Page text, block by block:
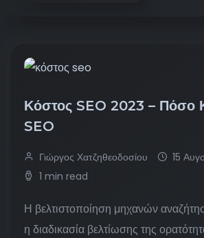
Κόστος SEO 2023 – Πόσο
SEO
Γιώργος Χατζηθεοδοσίου
15
1 min read
Η βελτιστοποίηση μηχανών
η διαδικασία βελτίωσης της